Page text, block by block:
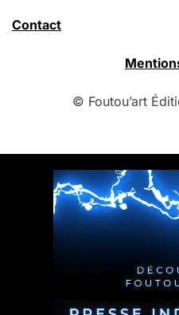
Contact
© Foutou’art